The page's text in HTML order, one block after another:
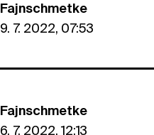
Fajnschmetke
9. 7. 2022, 07:53
Fajnschmetke
6. 7. 2022, 12:13